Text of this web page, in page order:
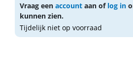
Vraag een account aan of log in
kunnen zien.
Tijdelijk niet op voorraad